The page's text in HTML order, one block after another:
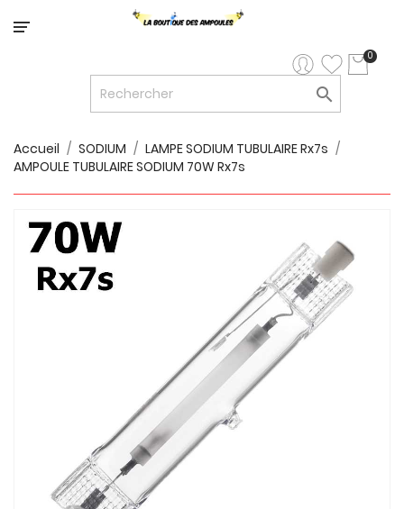
Catégorie
12V/24V
INTERIEURS
LUMINAIRES
EXTERIEURS
RUBANS
ACCESSOIRES
ECLAIRAGES
SOLAIRES
0

Accueil SODIUM
LAMPE SODIUM TUBULAIRE Rx7s
AMPOULE TUBULAIRE SODIUM 70W Rx7s